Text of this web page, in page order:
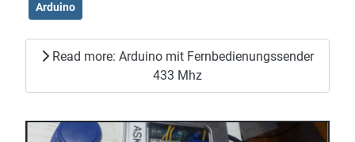
Arduino
Read more: Arduino mit Fernbedienungssender
433 Mhz